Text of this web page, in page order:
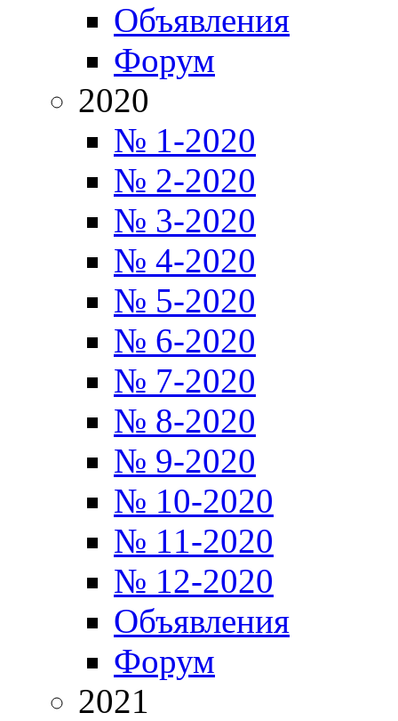
Объявления
Форум
2020
№ 1-2020
№ 2-2020
№ 3-2020
№ 4-2020
№ 5-2020
№ 6-2020
№ 7-2020
№ 8-2020
№ 9-2020
№ 10-2020
№ 11-2020
№ 12-2020
Объявления
Форум
2021